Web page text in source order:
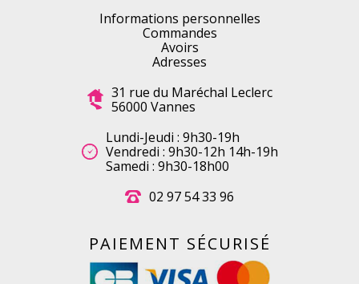
Informations personnelles
Commandes
Avoirs
Adresses
31 rue du Maréchal Leclerc
56000 Vannes
Lundi-Jeudi : 9h30-19h
Vendredi : 9h30-12h 14h-19h
Samedi : 9h30-18h00
02 97 54 33 96
PAIEMENT SÉCURISÉ